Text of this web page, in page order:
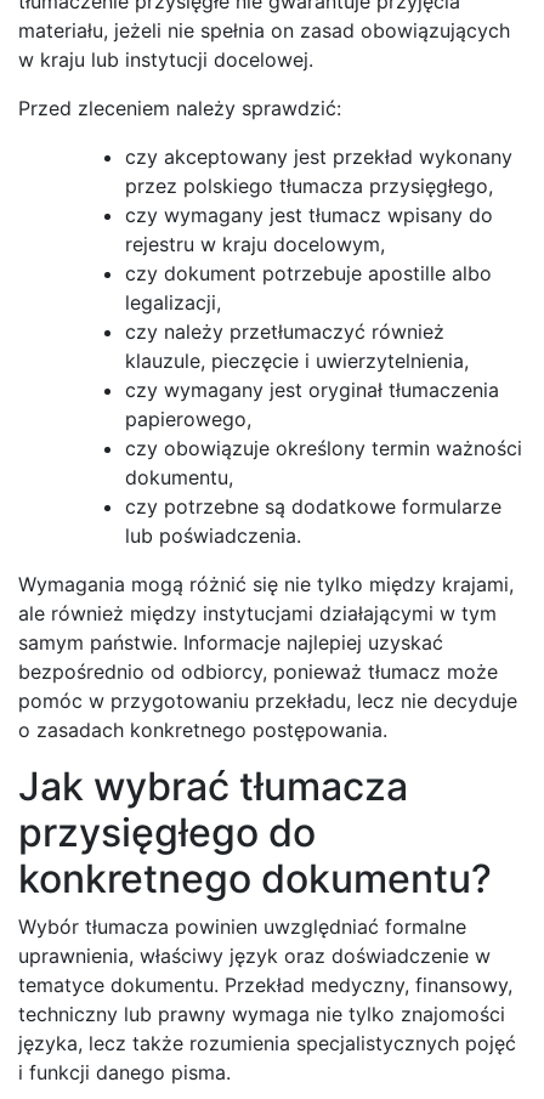
materiału, jeżeli nie spełnia on zasad obowiązujących
w kraju lub instytucji docelowej.
Przed zleceniem należy sprawdzić:
czy akceptowany jest przekład wykonany
przez polskiego tłumacza przysięgłego,
czy wymagany jest tłumacz wpisany do
rejestru w kraju docelowym,
czy dokument potrzebuje apostille albo
legalizacji,
czy należy przetłumaczyć również
klauzule, pieczęcie i uwierzytelnienia,
czy wymagany jest oryginał tłumaczenia
papierowego,
czy obowiązuje określony termin ważności
dokumentu,
czy potrzebne są dodatkowe formularze
lub poświadczenia.
Wymagania mogą różnić się nie tylko między krajami,
ale również między instytucjami działającymi w tym
samym państwie. Informacje najlepiej uzyskać
bezpośrednio od odbiorcy, ponieważ tłumacz może
pomóc w przygotowaniu przekładu, lecz nie decyduje
o zasadach konkretnego postępowania.
Jak wybrać tłumacza
przysięgłego do
konkretnego dokumentu?
Wybór tłumacza powinien uwzględniać formalne
uprawnienia, właściwy język oraz doświadczenie w
tematyce dokumentu. Przekład medyczny, finansowy,
techniczny lub prawny wymaga nie tylko znajomości
języka, lecz także rozumienia specjalistycznych pojęć
i funkcji danego pisma.